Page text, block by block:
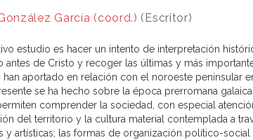
García (coord.) (Escritor)
estudio es hacer un intento de interpretación
antes de Cristo y recoger las últimas y más
aportado en relación con el noroeste peninsular
se ha hecho sobre la época prerromana
comprender la sociedad, con especial
del territorio y la cultura material contemplada a
y artísticas; las formas de organización político-